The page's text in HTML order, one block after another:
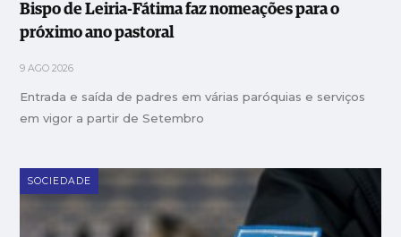
Bispo de Leiria-Fátima faz nomeações para o
próximo ano pastoral
9 AGO 2026
Entrada e saída de padres em várias paróquias e serviços
em vigor a partir de Setembro
SOCIEDADE